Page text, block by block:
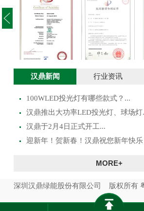
澳大利亚SAA证
书
投光灯实用新型
汉鼎新闻 行业资讯
100WLED投光灯有哪些款式？...
汉鼎推出大功率LED投光灯、球场灯
汉鼎于2月4日正式开工...
迎新年！贺新春！汉鼎祝您新年快乐
MORE+
深圳汉鼎绿能股份有限公司 版权所有